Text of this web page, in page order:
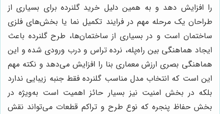
را افزایش دهد و به همین دلیل خرید گلنرده برای بسیاری از
طراحان یک مرحله مهم در فرایند تکمیل نما یا بخش‌های فلزی
ساختمان است و در بسیاری از ساختمان‌ها، طرح گلنرده باعث
ایجاد هماهنگی بین راه‌پله، نرده تراس و درب ورودی شده و این
هماهنگی بصری ارزش معماری بنا را افزایش می‌دهد و نکته مهم
این است که انتخاب مدل مناسب گلنرده فقط جنبه زیبایی ندارد
بلکه در بخش امنیت نیز بسیار حائز اهمیت است به‌ویژه در
بخش حفاظ پنجره که نوع طرح و تراکم قطعات می‌تواند نقش